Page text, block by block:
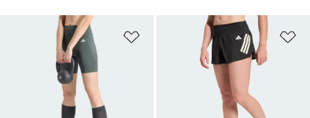
Añadir a la lista de deseos